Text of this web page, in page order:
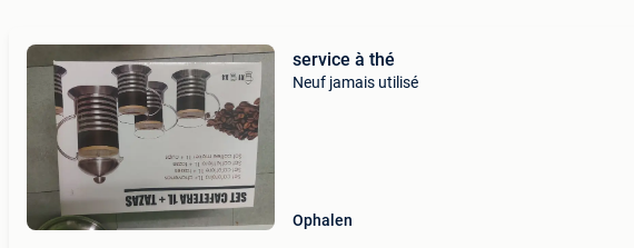
service à thé
Neuf jamais utilisé
Ophalen